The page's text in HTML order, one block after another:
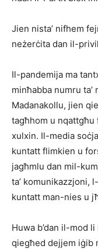
Jien nista’ nifhem
neżerċita dan il-
Il-pandemija ma
minħabba numru
Madanakollu, jien
tagħhom u nqattgħu
xulxin. Il-media
kuntatt flimkien u
jagħmlu dan mil-
ta’ komunikazzjoni,
kuntatt man-nies u
Huwa b’dan il-mod
qiegħed dejjem iġib